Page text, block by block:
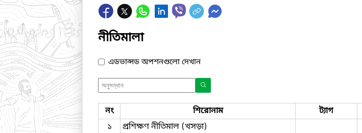
নীতিমালা
এডভান্সড অপশনগুলো দেখান
নং শিরোনাম ট্যাগ
১
প্রশিক্ষণ নীতিমাল (খসড়া)